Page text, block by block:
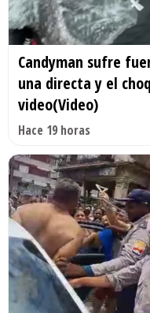
Candyman sufre
una directa y el
video(Video)
Hace 19 horas